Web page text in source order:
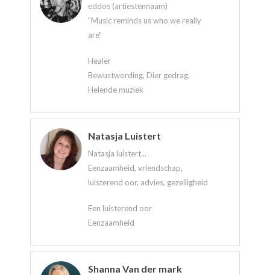
eddos (artiestennaam)
"Music reminds us who we really
are"
Healer
Bewustwording, Dier gedrag,
Helende muziek
Natasja Luistert
Natasja luistert...
Eenzaamheid, vriendschap,
luisterend oor, advies, gezelligheid
Een luisterend oor
Eenzaamheid
Shanna Van der mark